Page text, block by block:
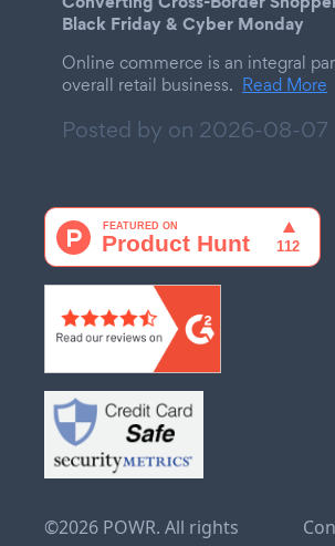
Black Friday & Cyber Monday
Online commerce is an integral
overall retail business. Read More
Posted by on 2026-08-07
©2026 POWR. All rights